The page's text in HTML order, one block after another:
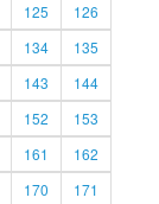
125
126
134
135
143
144
152
153
161
162
170
171